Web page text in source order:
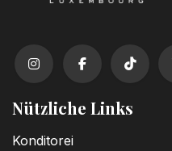
Nützliche Links
Konditorei